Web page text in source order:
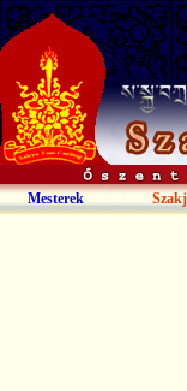
Mesterek